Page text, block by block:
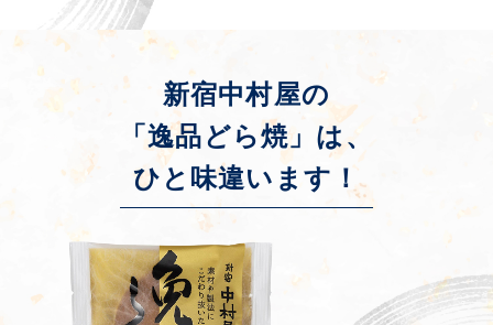
新宿中村屋の
「逸品どら焼」は、
ひと味違います！